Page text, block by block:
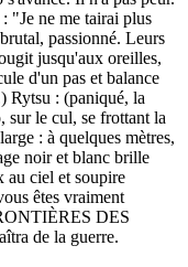
"Je ne me tairai plus
passionné. Leurs
jusqu'aux oreilles,
d'un pas et balance
Rytsu : (paniqué, la
le cul, se frottant la
: à quelques mètres,
noir et blanc brille
au ciel et soupire
êtes vraiment
DES
de la guerre.